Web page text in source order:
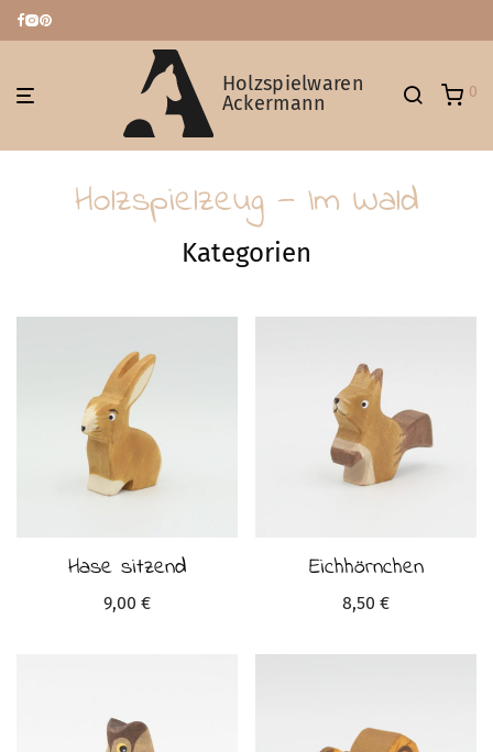
Holzspielwaren
Ackermann
0
Holzspielzeug — Im Wald
Kategorien
Hase sitzend
9,00 €
Eichhörnchen
8,50 €